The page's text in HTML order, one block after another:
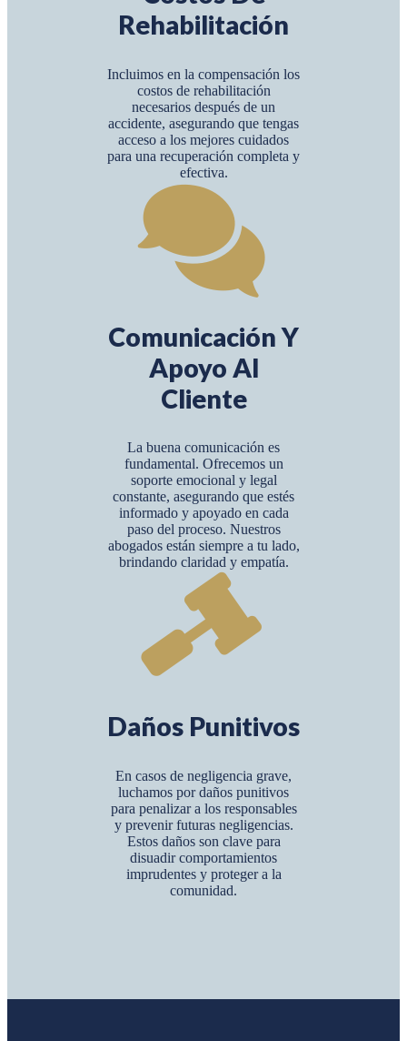
Rehabilitación
Incluimos en la compensación los
costos de rehabilitación
necesarios después de un
accidente, asegurando que tengas
acceso a los mejores cuidados
para una recuperación completa y
efectiva.
Comunicación Y
Apoyo Al
Cliente
La buena comunicación es
fundamental. Ofrecemos un
soporte emocional y legal
constante, asegurando que estés
informado y apoyado en cada
paso del proceso. Nuestros
abogados están siempre a tu lado,
brindando claridad y empatía.
Daños Punitivos
En casos de negligencia grave,
luchamos por daños punitivos
para penalizar a los responsables
y prevenir futuras negligencias.
Estos daños son clave para
disuadir comportamientos
imprudentes y proteger a la
comunidad.